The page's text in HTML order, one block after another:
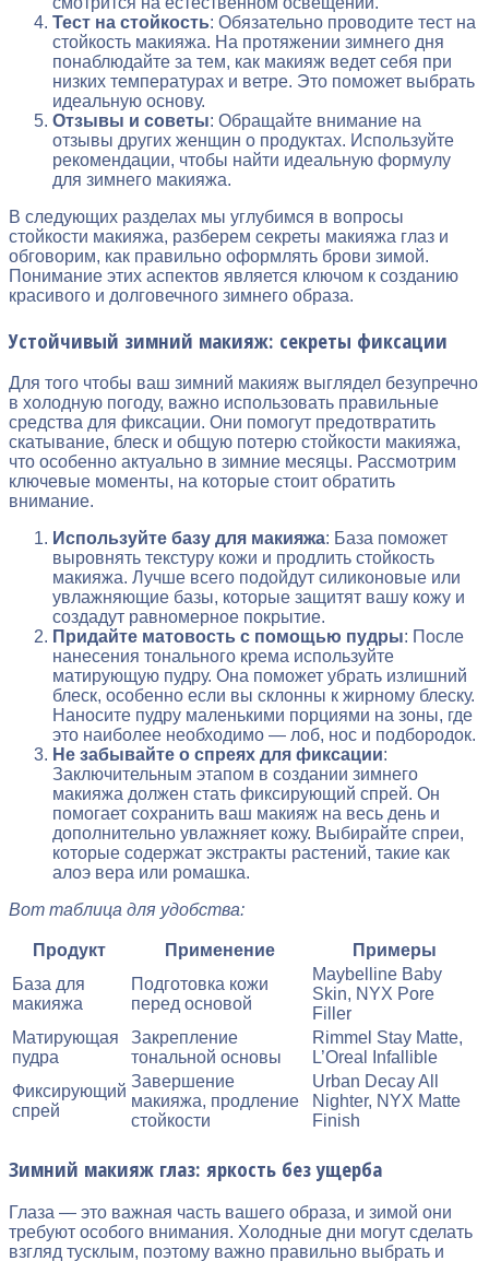
Тест на стойкость: Обязательно проводите тест на
стойкость макияжа. На протяжении зимнего дня
понаблюдайте за тем, как макияж ведет себя при
низких температурах и ветре. Это поможет выбрать
идеальную основу.
Отзывы и советы: Обращайте внимание на
отзывы других женщин о продуктах. Используйте
рекомендации, чтобы найти идеальную формулу
для зимнего макияжа.
В следующих разделах мы углубимся в вопросы
стойкости макияжа, разберем секреты макияжа глаз и
обговорим, как правильно оформлять брови зимой.
Понимание этих аспектов является ключом к созданию
красивого и долговечного зимнего образа.
Устойчивый зимний макияж: секреты фиксации
Для того чтобы ваш зимний макияж выглядел безупречно
в холодную погоду, важно использовать правильные
средства для фиксации. Они помогут предотвратить
скатывание, блеск и общую потерю стойкости макияжа,
что особенно актуально в зимние месяцы. Рассмотрим
ключевые моменты, на которые стоит обратить
внимание.
Используйте базу для макияжа: База поможет
выровнять текстуру кожи и продлить стойкость
макияжа. Лучше всего подойдут силиконовые или
увлажняющие базы, которые защитят вашу кожу и
создадут равномерное покрытие.
Придайте матовость с помощью пудры: После
нанесения тонального крема используйте
матирующую пудру. Она поможет убрать излишний
блеск, особенно если вы склонны к жирному блеску.
Наносите пудру маленькими порциями на зоны, где
это наиболее необходимо — лоб, нос и подбородок.
Не забывайте о спреях для фиксации:
Заключительным этапом в создании зимнего
макияжа должен стать фиксирующий спрей. Он
помогает сохранить ваш макияж на весь день и
дополнительно увлажняет кожу. Выбирайте спреи,
которые содержат экстракты растений, такие как
алоэ вера или ромашка.
Вот таблица для удобства:
Продукт Применение
Примеры
База для
макияжа
Подготовка кожи
перед основой
Maybelline Baby
Skin, NYX Pore
Filler
Матирующая
пудра
Закрепление
тональной основы
Rimmel Stay Matte,
L’Oreal Infallible
Фиксирующий
спрей
Завершение
макияжа, продление
стойкости
Urban Decay All
Nighter, NYX Matte
Finish
Зимний макияж глаз: яркость без ущерба
Глаза — это важная часть вашего образа, и зимой они
требуют особого внимания. Холодные дни могут сделать
взгляд тусклым, поэтому важно правильно выбрать и